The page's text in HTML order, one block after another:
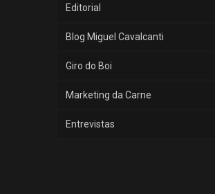
Editorial
Blog Miguel Cavalcanti
Giro do Boi
Marketing da Carne
Entrevistas